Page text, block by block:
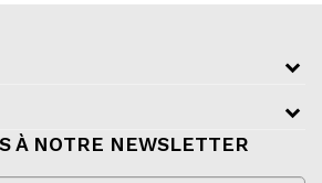
À NOTRE NEWSLETTER